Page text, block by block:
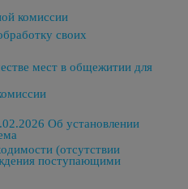
комиссии
своих
мест в общежитии для
Об установлении
(отсутствии
поступающими